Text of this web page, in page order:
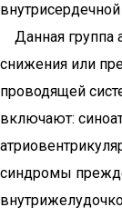
Данная группа
снижения или
проводящей
включают:
синдромы